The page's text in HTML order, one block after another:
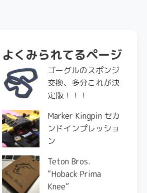
よくみられてるページ
ゴーグルのスポンジ
交換、多分これが決
定版！！！
Marker Kingpin セカ
ンドインプレッショ
ン
Teton Bros.
“Hoback Prima
Knee”